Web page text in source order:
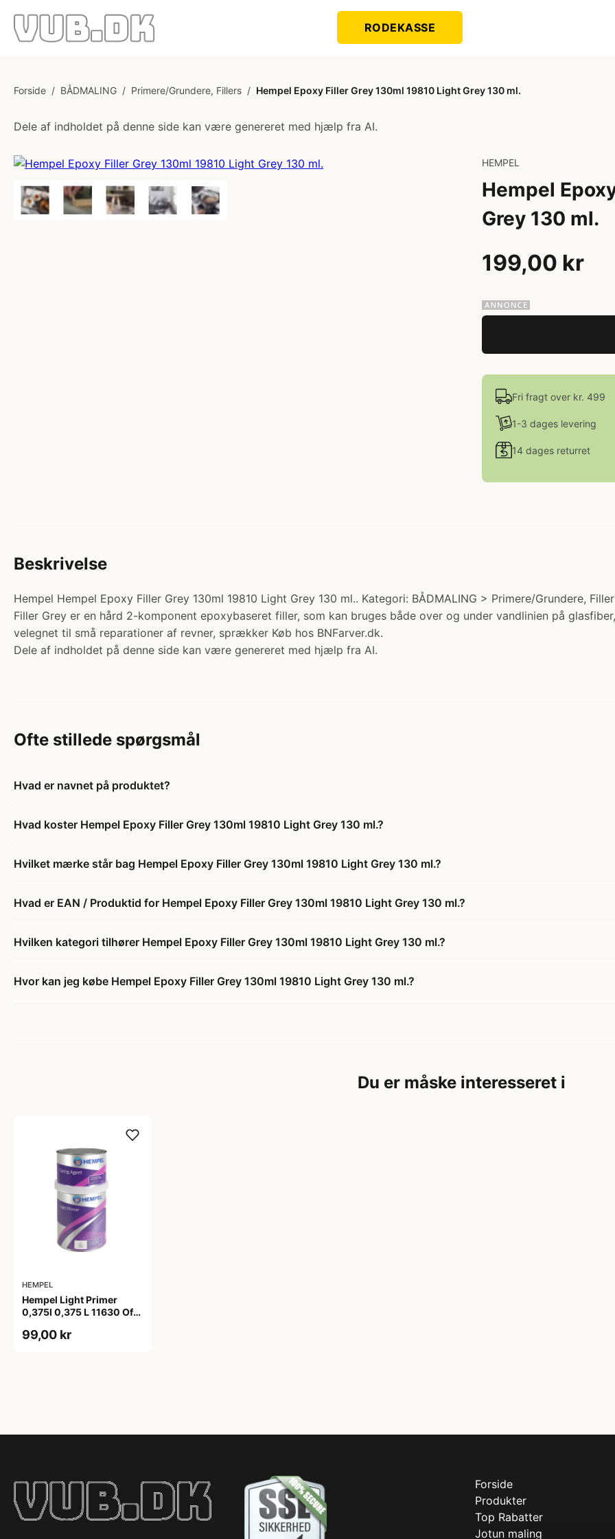
RODEKASSE
Forside / BÅDMALING / Primere/Grundere, Fillers / Hempel Epoxy Filler Grey 130ml 19810 Light Grey 130 ml.
Dele af indholdet på denne side kan være genereret med hjælp fra AI.
HEMPEL
Hempel
Grey 130 ml.
199,00 kr
Fri fragt over kr. 499
1-3 dages levering
14 dages returret
Beskrivelse
Hempel Hempel Epoxy Filler Grey 130ml 19810 Light Grey 130 ml.. Kategori: BÅDMALING > Primere/Grundere,
Filler Grey er en hård 2-komponent epoxybaseret filler, som kan bruges både over og under vandlinien på
velegnet til små reparationer af revner, sprækker Køb hos BNFarver.dk.
Dele af indholdet på denne side kan være genereret med hjælp fra AI.
Ofte stillede spørgsmål
Hvad er navnet på produktet?
Hvad koster Hempel Epoxy Filler Grey 130ml 19810 Light Grey 130 ml.?
Hvilket mærke står bag Hempel Epoxy Filler Grey 130ml 19810 Light Grey 130 ml.?
Hvad er EAN / Produktid for Hempel Epoxy Filler Grey 130ml 19810 Light Grey 130 ml.?
Hvilken kategori tilhører Hempel Epoxy Filler Grey 130ml 19810 Light Grey 130 ml.?
Hvor kan jeg købe Hempel Epoxy Filler Grey 130ml 19810 Light Grey 130 ml.?
Du er måske interesseret i
HEMPEL
Hempel Light Primer
0,375l 0,375 L 11630 Off
99,00 kr
Forside
Produkter
Top Rabatter
Jotun maling